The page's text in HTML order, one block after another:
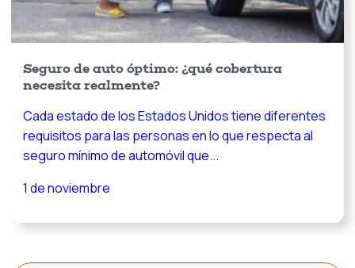
Seguro de auto óptimo: ¿qué cobertura
necesita realmente?
Cada estado de los Estados Unidos tiene diferentes
requisitos para las personas en lo que respecta al
seguro mínimo de automóvil que...
1 de noviembre